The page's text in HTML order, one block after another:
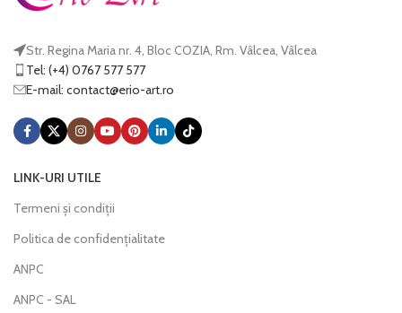
Str. Regina Maria nr. 4, Bloc COZIA, Rm. Vâlcea, Vâlcea
Tel: (+4) 0767 577 577
E-mail:
or.tra-oire
@tcatnoc
LINK-URI UTILE
Termeni și condiții
Politica de confidențialitate
ANPC
ANPC - SAL